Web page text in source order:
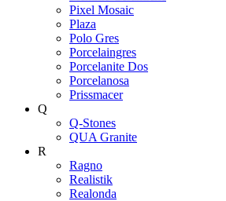
Pixel Mosaic
Plaza
Polo Gres
Porcelaingres
Porcelanite Dos
Porcelanosa
Prissmacer
Q
Q-Stones
QUA Granite
R
Ragno
Realistik
Realonda